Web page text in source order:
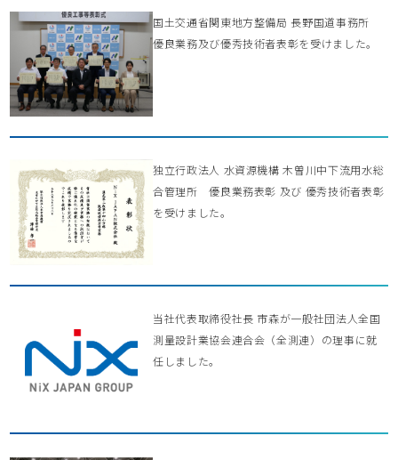
国土交通省関東地方整備局 長野国道事務所
優良業務及び優秀技術者表彰を受けました。
独立行政法人 水資源機構 木曽川中下流用水総
合管理所 優良業務表彰 及び 優秀技術者表彰
を受けました。
当社代表取締役社長 市森が一般社団法人全国
測量設計業協会連合会（全測連）の理事に就
任しました。